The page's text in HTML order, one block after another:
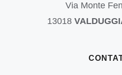
Via Monte
13018